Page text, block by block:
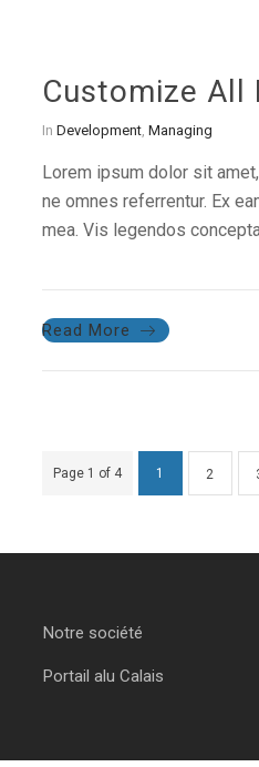
Customize All
In Development, Managing
Lorem ipsum dolor sit
ne omnes referrentur. Ex
mea. Vis legendos
Read More
Page 1 of 4 1 2
Notre société
Portail alu Calais